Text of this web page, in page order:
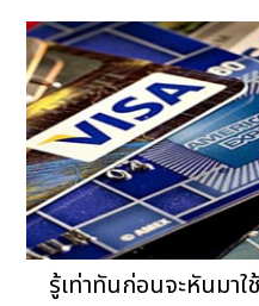
รู้เท่าทันก่อนจะหันมา